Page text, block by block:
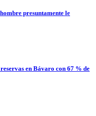
presuntamente le
en Bávaro con 67 % de